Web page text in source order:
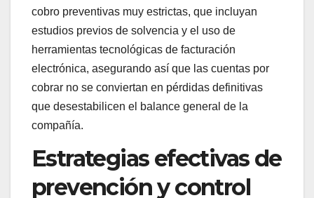
cobro preventivas muy estrictas, que incluyan
estudios previos de solvencia y el uso de
herramientas tecnológicas de facturación
electrónica, asegurando así que las cuentas por
cobrar no se conviertan en pérdidas definitivas
que desestabilicen el balance general de la
compañía.
Estrategias efectivas de
prevención y control